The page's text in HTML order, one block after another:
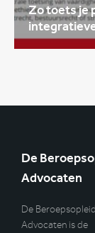
Zo toets je
De
Advocaten
De
Advocaten is de